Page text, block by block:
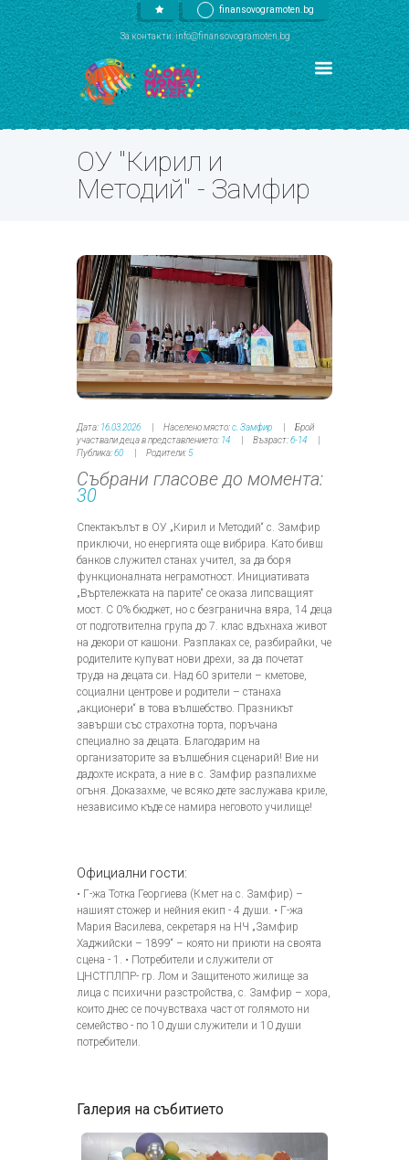
finansovogramoten.bg
За контакти: info@finansovogramoten.bg
ОУ "Кирил и
Методий" - Замфир
Дата: 16.03.2026 Населено място:с. Замфир
Брой
участвали деца в представлението: 14 Възраст:6-14
Публика:60 Родители:5
Събрани гласове до момента:
30
Спектакълът в ОУ „Кирил и Методий“ с. Замфир
приключи, но енергията още вибрира. Като бивш
банков служител станах учител, за да боря
функционалната неграмотност. Инициативата
„Въртележката на парите“ се оказа липсващият
мост. С 0% бюджет, но с безгранична вяра, 14 деца
от подготвителна група до 7. клас вдъхнаха живот
на декори от кашони. Разплаках се, разбирайки, че
родителите купуват нови дрехи, за да почетат
труда на децата си. Над 60 зрители – кметове,
социални центрове и родители – станаха
„акционери“ в това вълшебство. Празникът
завърши със страхотна торта, поръчана
специално за децата. Благодарим на
организаторите за вълшебния сценарий! Вие ни
дадохте искрата, а ние в с. Замфир разпалихме
огъня. Доказахме, че всяко дете заслужава криле,
независимо къде се намира неговото училище!
Официални гости:
• Г-жа Тотка Георгиева (Кмет на с. Замфир) –
нашият стожер и нейния екип - 4 души. • Г-жа
Мария Василева, секретаря на НЧ „Замфир
Хаджийски – 1899“ – която ни приюти на своята
сцена - 1. • Потребители и служители от
ЦНСТПЛПР- гр. Лом и Защитеното жилище за
лица с психични разстройства, с. Замфир – хора,
които днес се почувстваха част от голямото ни
семейство - по 10 души служители и 10 души
потребители.
Галерия на събитието